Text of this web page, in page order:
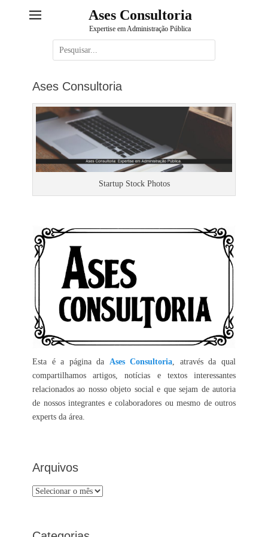
Ases Consultoria
Expertise em Administração Pública
Pesquisar
por:
Ases Consultoria
Startup Stock Photos
Esta é a página da Ases Consultoria , através da qual
compartilhamos artigos, notícias e textos interessantes
relacionados ao nosso objeto social e que sejam de autoria
de nossos integrantes e colaboradores ou mesmo de outros
experts da área.
Arquivos
Arquivos